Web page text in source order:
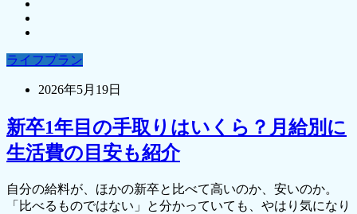
ライフプラン
2026年5月19日
新卒1年目の手取りはいくら？月給別に
生活費の目安も紹介
自分の給料が、ほかの新卒と比べて高いのか、安いのか。
「比べるものではない」と分かっていても、やはり気になり